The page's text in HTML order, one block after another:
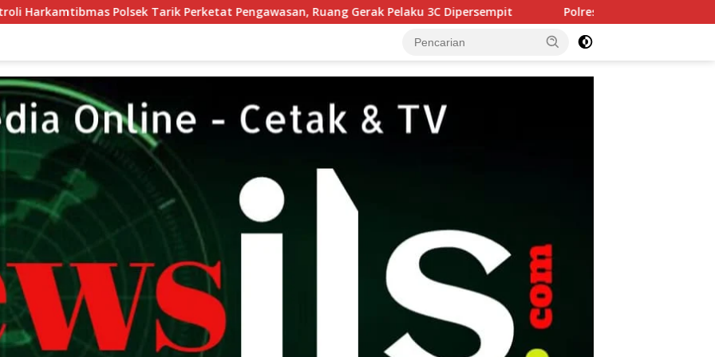
Perketat Pengawasan, Ruang Gerak Pelaku 3C Dipersempit Polres Pasuruan Tegaskan Penanganan Kasus Laka